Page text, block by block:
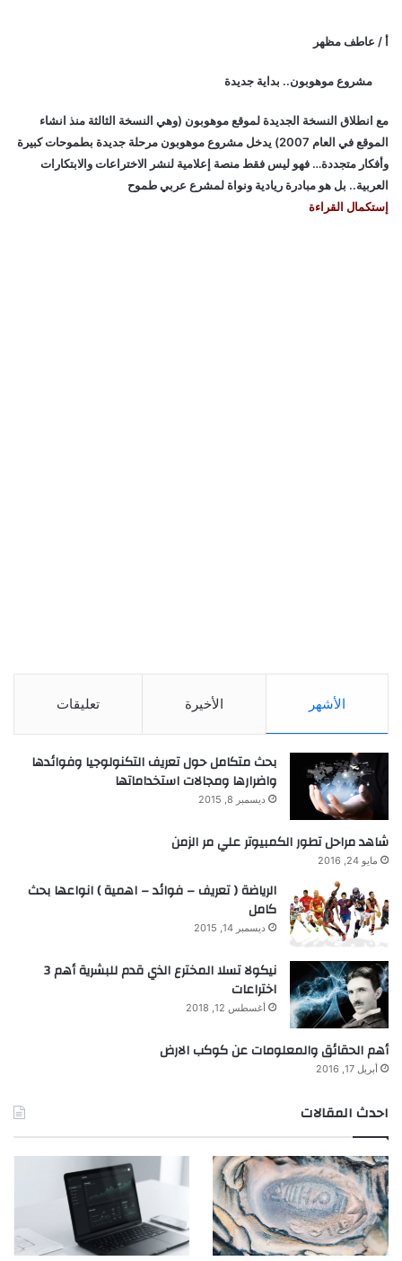
أ / عاطف مظهر
مشروع موهوبون.. بداية جديدة
مع انطلاق النسخة الجديدة لموقع موهوبون (وهي النسخة الثالثة منذ انشاء
الموقع في العام 2007) يدخل مشروع موهوبون مرحلة جديدة بطموحات كبيرة
وأفكار متجددة… فهو ليس فقط منصة إعلامية لنشر الاختراعات والابتكارات
العربية.. بل هو مبادرة ريادية ونواة لمشرع عربي طموح
إستكمال القراءة
الأشهر الأخيرة تعليقات
بحث متكامل حول تعريف التكنولوجيا وفوائدها
واضرارها ومجالات استخداماتها
ديسمبر 8, 2015
شاهد مراحل تطور الكمبيوتر علي مر الزمن
مايو 24, 2016
الرياضة ( تعريف – فوائد – اهمية ) انواعها بحث
كامل
ديسمبر 14, 2015
نيكولا تسلا المخترع الذي قدم للبشرية أهم 3
اختراعات
أغسطس 12, 2018
أهم الحقائق والمعلومات عن كوكب الارض
أبريل 17, 2016
احدث المقالات